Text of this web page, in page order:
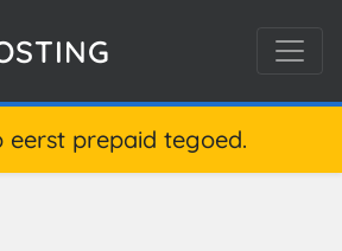
eerst prepaid tegoed.